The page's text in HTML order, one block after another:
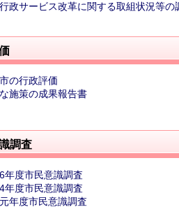
政サービス改革に関する取組状況等の
の行政評価
施策の成果報告書
調査
年度市民意識調査
年度市民意識調査
年度市民意識調査